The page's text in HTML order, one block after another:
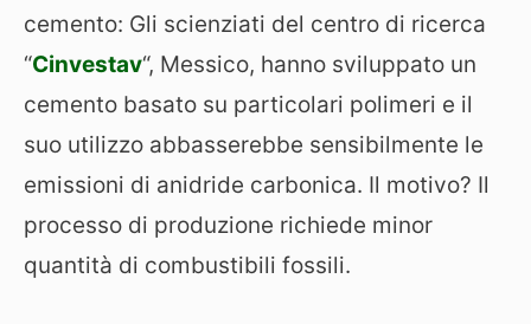
cemento: Gli scienziati del centro di ricerca
“Cinvestav“, Messico, hanno sviluppato un
cemento basato su particolari polimeri e il
suo utilizzo abbasserebbe sensibilmente le
emissioni di anidride carbonica. Il motivo? Il
processo di produzione richiede minor
quantità di combustibili fossili.